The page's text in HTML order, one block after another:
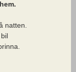
natten.